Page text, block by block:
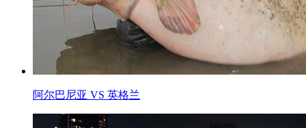
阿尔巴尼亚 VS 英格兰